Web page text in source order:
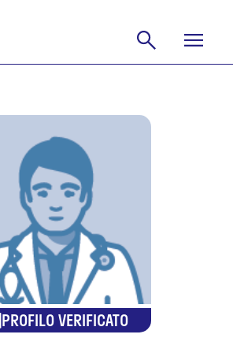
PROFILO VERIFICATO